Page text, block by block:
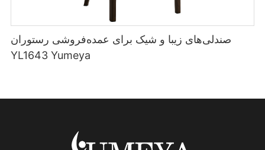
صندلی‌های زیبا و شیک برای عمده‌فروشی رستوران
YL1643 Yumeya